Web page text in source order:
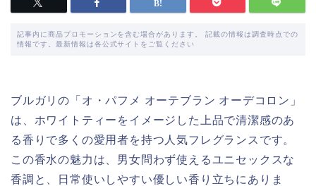
記事内に商品プロモーションを含む場合があります。 記載の情報は調査時点での
情報です。最新情報は各公式サイトをご覧ください
ブルガリの「オ・パフメ オーテブラン オーデコロン」
は、ホワイトティーをイメージした上品で清潔感のあ
る香りで多くの愛用者を持つ人気フレグランスです。
この香水の魅力は、男女問わず使えるユニセックスな
香調と、日常使いしやすい優しい香り立ちにありま